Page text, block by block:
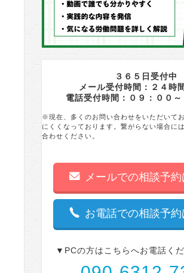
３６５日受付中
メール受付時間：２４時
電話受付時間：０９：００～
※現在、多くのお問い合わせをいただいて
にくくなっております。繋がらない場合に
合わせください。
メールでの相談予約
お電話での相談予約
▼PCの方はこちらへお電話く